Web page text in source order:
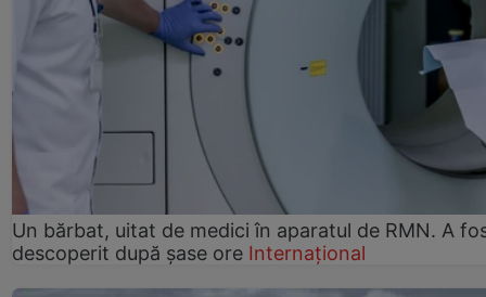
Un bărbat, uitat de medici în aparatul de RMN. A
descoperit după șase ore Internațional